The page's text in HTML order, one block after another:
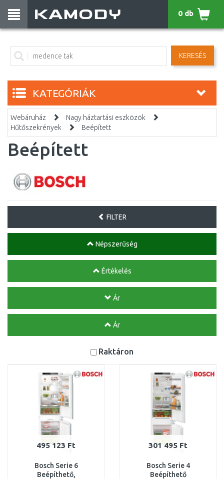
KERESÉS
0 db
KATEGÓRIÁK
Webáruház
Nagy háztartási eszközök
Hűtőszekrények
Beépített
Beépített
FILTER
Népszerűség
Értékelés
Ár
Ár
Raktáron
495 123 Ft
Bosch Serie 6
Beépíthető,
301 495 Ft
Bosch Serie 4
Beépíthető